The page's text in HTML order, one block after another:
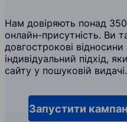
Нам довіряють понад 350
онлайн-присутність. Ви
довгострокові
індивідуальний підхід,
сайту у пошуковій видачі.
Запустити